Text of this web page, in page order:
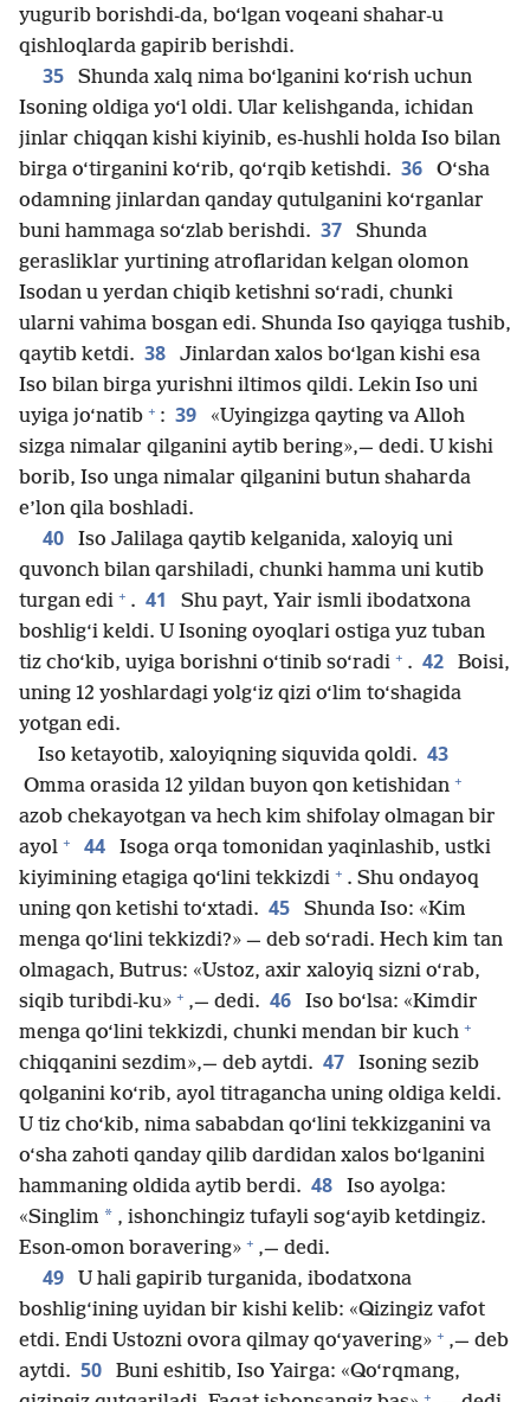
yugurib borishdi-da, bo‘lgan voqeani shahar-u
qishloqlarda gapirib berishdi.
35
Shunda xalq nima bo‘lganini ko‘rish uchun
Isoning oldiga yo‘l oldi. Ular kelishganda, ichidan
jinlar chiqqan kishi kiyinib, es-hushli holda Iso bilan
birga o‘tirganini ko‘rib, qo‘rqib ketishdi. 36
O‘sha
odamning jinlardan qanday qutulganini ko‘rganlar
buni hammaga so‘zlab berishdi. 37
Shunda
gerasliklar yurtining atroflaridan kelgan olomon
Isodan u yerdan chiqib ketishni so‘radi, chunki
ularni vahima bosgan edi. Shunda Iso qayiqga tushib,
qaytib ketdi. 38
Jinlardan xalos bo‘lgan kishi esa
Iso bilan birga yurishni iltimos qildi. Lekin Iso uni
uyiga jo‘natib + : 39
«Uyingizga qayting va Alloh
sizga nimalar qilganini aytib bering»,— dedi. U kishi
borib, Iso unga nimalar qilganini butun shaharda
e’lon qila boshladi.
40
Iso Jalilaga qaytib kelganida, xaloyiq uni
quvonch bilan qarshiladi, chunki hamma uni kutib
turgan edi + . 41
Shu payt, Yair ismli ibodatxona
boshlig‘i keldi. U Isoning oyoqlari ostiga yuz tuban
tiz cho‘kib, uyiga borishni o‘tinib so‘radi + . 42
Boisi,
uning 12 yoshlardagi yolg‘iz qizi o‘lim to‘shagida
yotgan edi.
Iso ketayotib, xaloyiqning siquvida qoldi. 43
Omma orasida 12 yildan buyon qon ketishidan +
azob chekayotgan va hech kim shifolay olmagan bir
ayol + 44
Isoga orqa tomonidan yaqinlashib, ustki
kiyimining etagiga qo‘lini tekkizdi + . Shu ondayoq
uning qon ketishi to‘xtadi. 45
Shunda Iso: «Kim
menga qo‘lini tekkizdi?» — deb so‘radi. Hech kim tan
olmagach, Butrus: «Ustoz, axir xaloyiq sizni o‘rab,
siqib turibdi-ku» + ,— dedi. 46
Iso bo‘lsa: «Kimdir
menga qo‘lini tekkizdi, chunki mendan bir kuch +
chiqqanini sezdim»,— deb aytdi. 47
Isoning sezib
qolganini ko‘rib, ayol titragancha uning oldiga keldi.
U tiz cho‘kib, nima sababdan qo‘lini tekkizganini va
o‘sha zahoti qanday qilib dardidan xalos bo‘lganini
hammaning oldida aytib berdi. 48
Iso ayolga:
«Singlim * , ishonchingiz tufayli sog‘ayib ketdingiz.
Eson-omon boravering» + ,— dedi.
49
U hali gapirib turganida, ibodatxona
boshlig‘ining uyidan bir kishi kelib: «Qizingiz vafot
etdi. Endi Ustozni ovora qilmay qo‘yavering» + ,— deb
aytdi. 50
Buni eshitib, Iso Yairga: «Qo‘rqmang,
+